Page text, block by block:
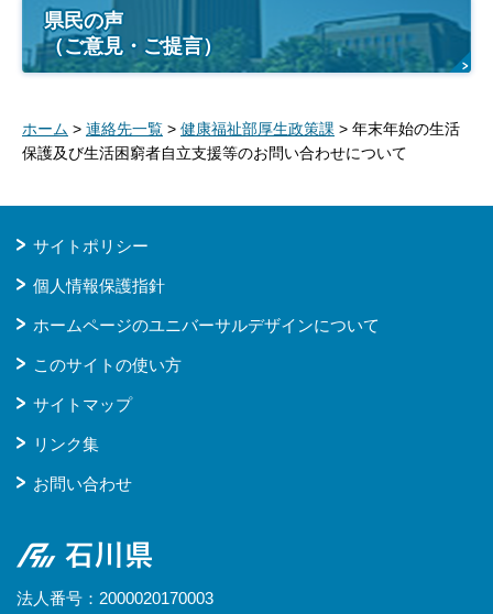
県民の声
（ご意見・ご提言）
ホーム > 連絡先一覧 > 健康福祉部厚生政策課 > 年末年始の生活
保護及び生活困窮者自立支援等のお問い合わせについて
サイトポリシー
個人情報保護指針
ホームページのユニバーサルデザインについて
このサイトの使い方
サイトマップ
リンク集
お問い合わせ
石川県
法人番号：2000020170003